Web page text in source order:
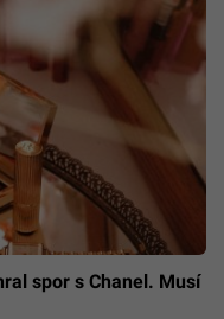
spor s Chanel. Musí